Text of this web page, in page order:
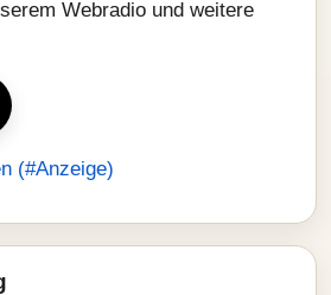
Webradio und weitere
(#Anzeige)